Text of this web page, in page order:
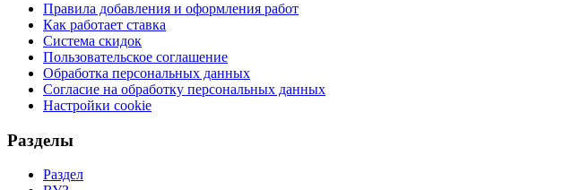
Правила добавления и оформления работ
Как работает ставка
Система скидок
Пользовательское соглашение
Обработка персональных данных
Согласие на обработку персональных данных
Настройки cookie
Разделы
Раздел